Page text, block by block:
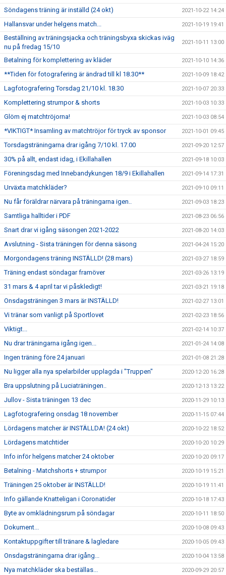
Söndagens träning är inställd (24 okt) 2021-10-22 14:24
Hallansvar under helgens match... 2021-10-19 19:41
Beställning av träningsjacka och träningsbyxa skickas iväg
nu på fredag 15/10
2021-10-11 13:00
Betalning för komplettering av kläder 2021-10-10 14:36
**Tiden för fotografering är ändrad till kl 18.30** 2021-10-09 18:42
Lagfotografering Torsdag 21/10 kl. 18.30 2021-10-07 20:33
Komplettering strumpor & shorts 2021-10-03 10:33
Glöm ej matchtröjorna! 2021-10-03 08:54
*VIKTIGT* Insamling av matchtröjor för tryck av sponsor 2021-10-01 09:45
Torsdagsträningarna drar igång 7/10 kl. 17.00 2021-09-20 12:57
30% på allt, endast idag, i Ekillahallen 2021-09-18 10:03
Föreningsdag med Innebandykungen 18/9 i Ekillahallen 2021-09-14 17:31
Urväxta matchkläder? 2021-09-10 09:11
Nu får föräldrar närvara på träningarna igen.. 2021-09-03 18:23
Samtliga halltider i PDF 2021-08-23 06:56
Snart drar vi igång säsongen 2021-2022 2021-08-20 14:03
Avslutning - Sista träningen för denna säsong 2021-04-24 15:20
Morgondagens träning INSTÄLLD! (28 mars) 2021-03-27 18:59
Träning endast söndagar framöver 2021-03-26 13:19
31 mars & 4 april tar vi påskledigt! 2021-03-21 19:18
Onsdagsträningen 3 mars är INSTÄLLD! 2021-02-27 13:01
Vi tränar som vanligt på Sportlovet 2021-02-23 18:56
Viktigt... 2021-02-14 10:37
Nu drar träningarna igång igen... 2021-01-24 14:08
Ingen träning före 24 januari 2021-01-08 21:28
Nu ligger alla nya spelarbilder upplagda i "Truppen" 2020-12-20 16:28
Bra uppslutning på Luciaträningen.. 2020-12-13 13:22
Jullov - Sista träningen 13 dec 2020-11-29 10:13
Lagfotografering onsdag 18 november 2020-11-15 07:44
Lördagens matcher är INSTÄLLDA! (24 okt) 2020-10-22 18:52
Lördagens matchtider 2020-10-20 10:29
Info inför helgens matcher 24 oktober 2020-10-20 09:17
Betalning - Matchshorts + strumpor 2020-10-19 15:21
Träningen 25 oktober är INSTÄLLD! 2020-10-19 11:41
Info gällande Knatteligan i Coronatider 2020-10-18 17:43
Byte av omklädningsrum på söndagar 2020-10-11 18:50
Dokument... 2020-10-08 09:43
Kontaktuppgifter till tränare & lagledare 2020-10-05 09:43
Onsdagsträningarna drar igång... 2020-10-04 13:58
Nya matchkläder ska beställas... 2020-09-29 20:57